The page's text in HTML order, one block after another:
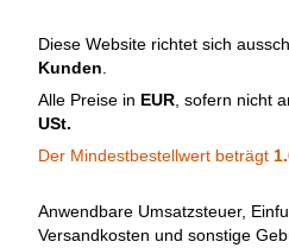
Diese Website richtet sich
Kunden
Alle Preise in EUR , sofern nicht
USt.
Der Mindestbestellwert beträgt
Anwendbare Umsatzsteuer,
Versandkosten und sonstige